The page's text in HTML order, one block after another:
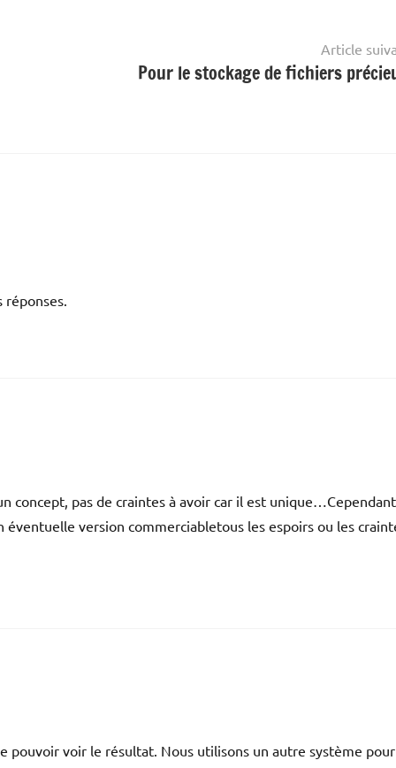
Article
Pour le stockage de fichiers
réponses.
concept, pas de craintes à avoir car il est
version commerciabletous les espoirs ou les
pouvoir voir le résultat. Nous utilisons un autre système